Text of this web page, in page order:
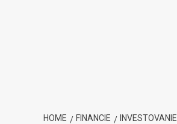
HOME FINANCIE INVESTOVANIE